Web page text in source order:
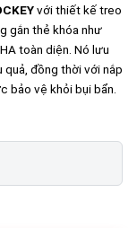
với thiết kế treo
gắn thẻ khóa như
toàn diện. Nó lưu
đồng thời với nắp
vệ khỏi bụi bẩn.